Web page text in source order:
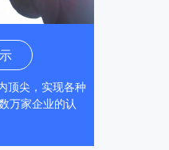
顶尖，实现各种
万家企业的认